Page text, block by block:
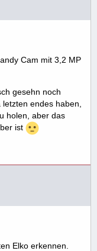
Cam mit 3,2 MP
gesehn noch
endes haben,
holen, aber das
ist
Elko erkennen.